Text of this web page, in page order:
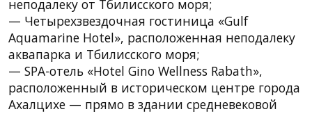
неподалеку от Тбилисского моря;
— Четырехзвездочная гостиница «Gulf
Aquamarine Hotel», расположенная неподалеку
аквапарка и Тбилисского моря;
— SPA-отель «Hotel Gino Wellness Rabath»,
расположенный в историческом центре города
Ахалцихе — прямо в здании средневековой